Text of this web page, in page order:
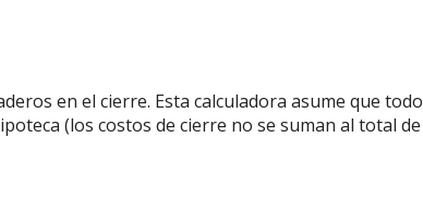
en el cierre. Esta calculadora asume que
(los costos de cierre no se suman al total